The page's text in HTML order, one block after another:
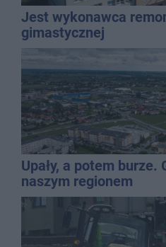
Jest wykonawca
gimastycznej
Upały, a potem burze.
naszym regionem